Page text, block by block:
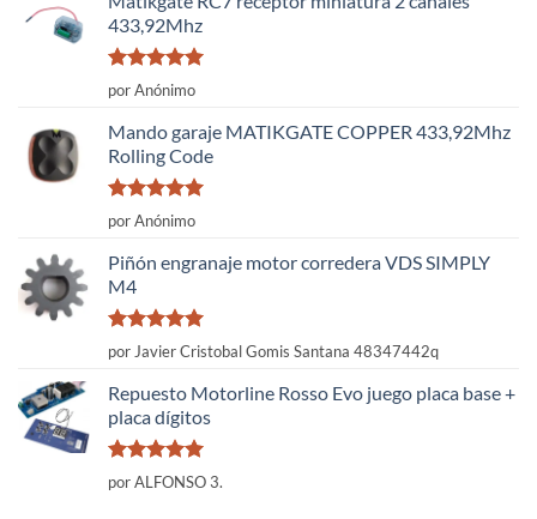
433,92Mhz
Valorado
con
por Anónimo
Mando garaje MATIKGATE COPPER 433,92Mhz
Rolling Code
Valorado
con
por Anónimo
Piñón engranaje motor corredera VDS SIMPLY
M4
Valorado
con
por Javier Cristobal Gomis Santana 48347442q
Repuesto Motorline Rosso Evo juego placa base +
placa dígitos
Valorado
con
por ALFONSO 3.